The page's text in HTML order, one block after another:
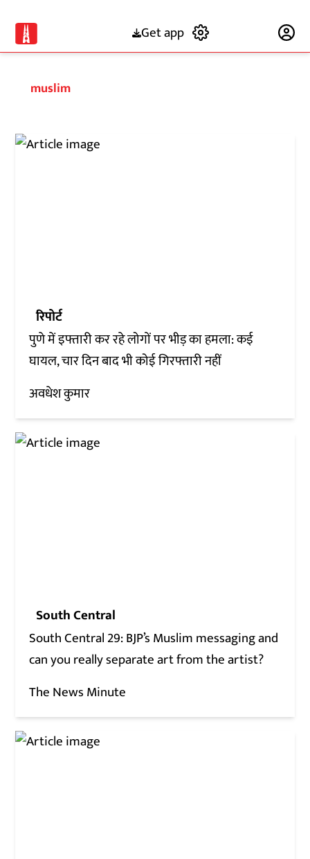
Get app
muslim
रिपोर्ट
पुणे में इफ्तारी कर रहे लोगों पर भीड़ का हमला: कई
घायल, चार दिन बाद भी कोई गिरफ्तारी नहीं
अवधेश कुमार
South Central
South Central 29: BJP’s Muslim messaging and
can you really separate art from the artist?
The News Minute